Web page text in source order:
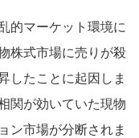
的マーケット環境に
株式市場に売りが殺
したことに起因しま
関が効いていた現物
ン市場が分断されま